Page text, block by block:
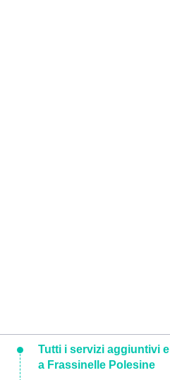
Tutti i servizi aggiuntivi
a Frassinelle Polesine